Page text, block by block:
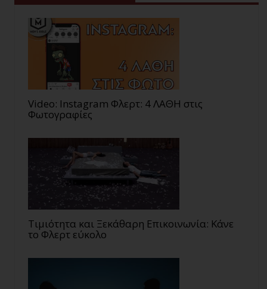
Video: Instagram Φλερτ: 4 ΛΑΘΗ στις
Φωτογραφίες
Τιμιότητα και Ξεκάθαρη Επικοινωνία: Κάνε
το Φλερτ εύκολο